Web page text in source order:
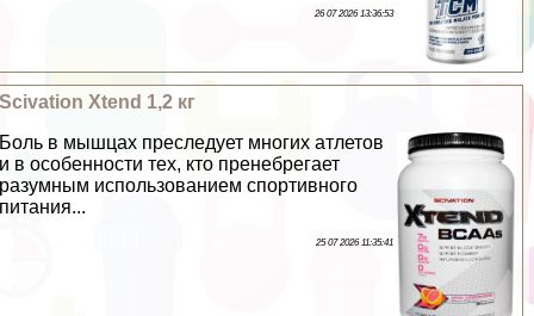
26 07 2026 13:36:53
Scivation Xtend 1,2 кг
Боль в мышцах преследует многих атлетов
и в особенности тех, кто пренебрегает
разумным использованием спортивного
питания...
25 07 2026 11:35:41